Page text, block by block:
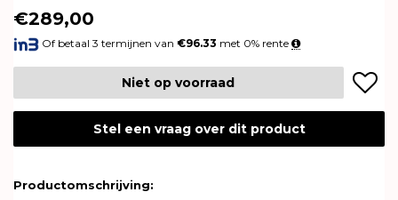
€289,00
Of betaal 3 termijnen van€96.33 met 0% rente
Niet op voorraad
Stel een vraag over dit product
Productomschrijving: